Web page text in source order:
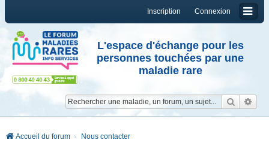
Connexion
Inscription
L'espace d'échange pour les
personnes touchées par une
maladie rare
Accueil du forum Nous contacter